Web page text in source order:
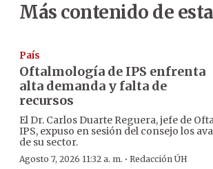
Más contenido de
País
Oftalmología de IPS enfrenta
alta demanda y falta de
recursos
El Dr. Carlos Duarte Reguera, jefe de
IPS, expuso en sesión del consejo los
de su sector.
Agosto 7, 2026 11:32 a. m. · Redacción ÚH